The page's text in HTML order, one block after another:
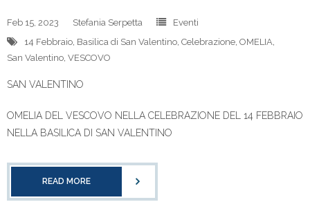
Feb 15, 2023 Stefania Serpetta
Eventi
14 Febbraio, Basilica di San Valentino, Celebrazione, OMELIA,
San Valentino, VESCOVO
SAN VALENTINO
OMELIA DEL VESCOVO NELLA CELEBRAZIONE DEL 14 FEBBRAIO
NELLA BASILICA DI SAN VALENTINO
READ MORE